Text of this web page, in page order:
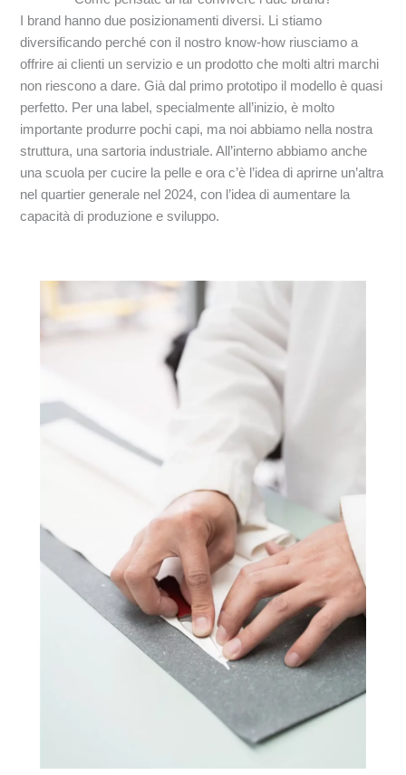
I brand hanno due posizionamenti diversi. Li stiamo
diversificando perché con il nostro know-how riusciamo a
offrire ai clienti un servizio e un prodotto che molti altri marchi
non riescono a dare. Già dal primo prototipo il modello è quasi
perfetto. Per una label, specialmente all’inizio, è molto
importante produrre pochi capi, ma noi abbiamo nella nostra
struttura, una sartoria industriale. All’interno abbiamo anche
una scuola per cucire la pelle e ora c’è l’idea di aprirne un’altra
nel quartier generale nel 2024, con l’idea di aumentare la
capacità di produzione e sviluppo.